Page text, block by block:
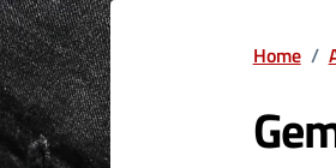
Home /